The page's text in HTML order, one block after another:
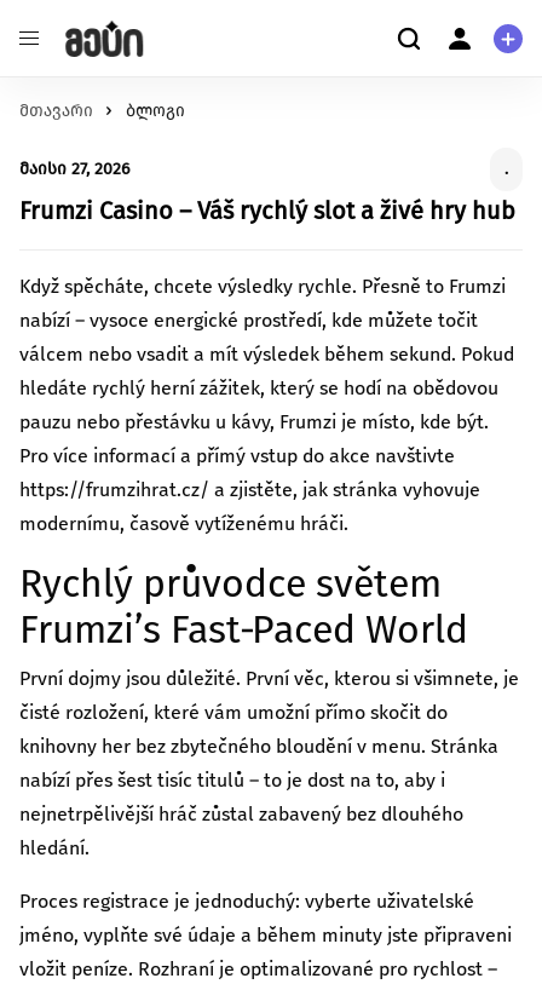
განათლება
ხელმისაწვდომობა
ჯანმრთელობა
გარემოს დაცვა
იზრუნე დედამიწის მომავლზე და დაუჭირე მხარი
გარემოსდაცვით ინიციატივებს
სტარტაპი
გააძლიერე უნიკალური პროდუქტები და შექმენი
ინოვაციები.
ცხოველებზე ზრუნვა
იზრუნე ცხოველების უკეთეს გარემოზე
შექმენი კულტურულ სივრცეები, განავითარე
კრეატიულობა შენს თემში
გაეცი მეტი
თქვენი მხარდაჭერით შევძლებთ მეტი
ცვლილებისა და მეტი განვითარების
ყველა ინიციატივა
ჩვენ შესახებ
მომხმარებელი
კითხვა-პასუხი
მეტი ჩვენზე
გაეცანი სახელმძღვანელოს ქრაუდფანდინგის
წაიკითხე მეტი
მთავარი ბლოგი
Frumzi Casino – Váš rychlý slot a živé hry hub
მაისი 27, 2026 .
Když spěcháte, chcete výsledky rychle. Přesně to Frumzi
nabízí – vysoce energické prostředí, kde můžete točit
válcem nebo vsadit a mít výsledek během sekund. Pokud
hledáte rychlý herní zážitek, který se hodí na obědovou
pauzu nebo přestávku u kávy, Frumzi je místo, kde být.
Pro více informací a přímý vstup do akce navštivte
https://frumzihrat.cz/ a zjistěte, jak stránka vyhovuje
modernímu, časově vytíženému hráči.
Rychlý průvodce světem
Frumzi’s Fast‑Paced World
První dojmy jsou důležité. První věc, kterou si všimnete, je
čisté rozložení, které vám umožní přímo skočit do
knihovny her bez zbytečného bloudění v menu. Stránka
nabízí přes šest tisíc titulů – to je dost na to, aby i
nejnetrpělivější hráč zůstal zabavený bez dlouhého
hledání.
Proces registrace je jednoduchý: vyberte uživatelské
jméno, vyplňte své údaje a během minuty jste připraveni
vložit peníze. Rozhraní je optimalizované pro rychlost –